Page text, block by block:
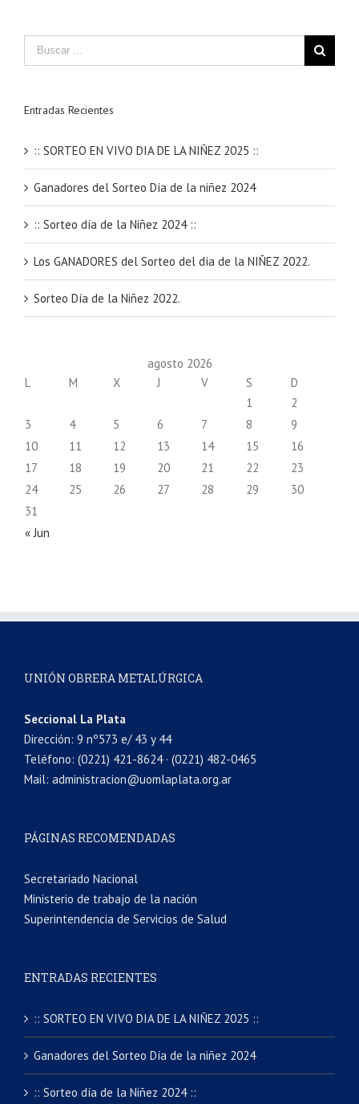
Entradas Recientes
:: SORTEO EN VIVO DIA DE LA NIÑEZ 2025 ::
Ganadores del Sorteo Día de la niñez 2024
:: Sorteo día de la Niñez 2024 ::
Los GANADORES del Sorteo del día de la NIÑEZ 2022.
Sorteo Día de la Niñez 2022.
agosto 2026
L
M X J V S D
« Jun
1
2
3
4 5 6 7 8
9
10
11 12 13 14 15
16
17
18 19 20 21 22
23
24
25 26 27 28 29
30
31
UNIÓN OBRERA METALÚRGICA
Seccional La Plata
Dirección: 9 nº573 e/ 43 y 44
Teléfono: (0221) 421-8624 · (0221) 482-0465
Mail: administracion@uomlaplata.org.ar
PÁGINAS RECOMENDADAS
Secretariado Nacional
Ministerio de trabajo de la nación
Superintendencia de Servicios de Salud
ENTRADAS RECIENTES
:: SORTEO EN VIVO DIA DE LA NIÑEZ 2025 ::
Ganadores del Sorteo Día de la niñez 2024
:: Sorteo día de la Niñez 2024 ::